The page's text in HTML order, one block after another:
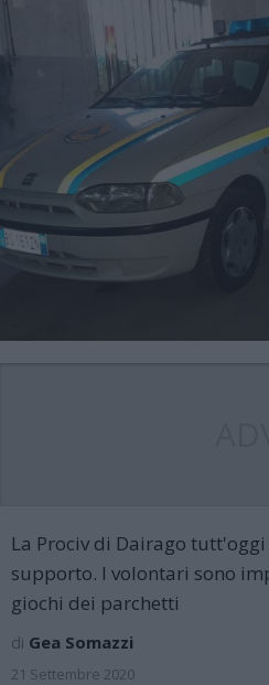
La Prociv di Dairago
supporto. I volontari sono
giochi dei parchetti
di Gea Somazzi
21 Settembre 2020